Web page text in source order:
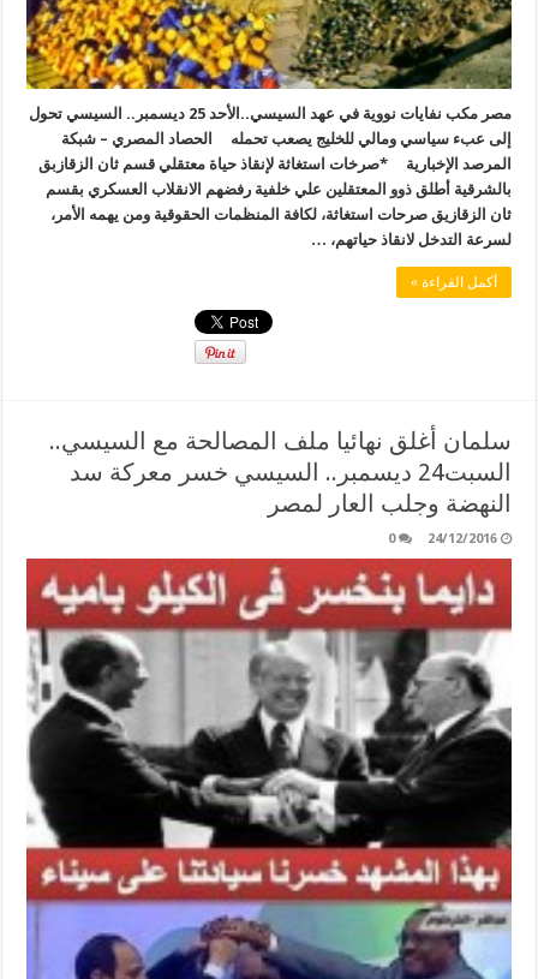
مصر مكب نفايات نووية في عهد السيسي..الأحد 25 ديسمبر.. السيسي تحول
إلى عبء سياسي ومالي للخليج يصعب تحمله الحصاد المصري – شبكة
المرصد الإخبارية *صرخات استغاثة لإنقاذ حياة معتقلي قسم ثان الزقازبق
بالشرقية أطلق ذوو المعتقلين علي خلفية رفضهم الانقلاب العسكري بقسم
ثان الزقازيق صرحات استغاثة، لكافة المنظمات الحقوقية ومن يهمه الأمر،
لسرعة التدخل لانقاذ حياتهم، …
أكمل القراءة »
سلمان أغلق نهائيا ملف المصالحة مع السيسي..
السبت24 ديسمبر.. السيسي خسر معركة سد
النهضة وجلب العار لمصر
24/12/2016
0